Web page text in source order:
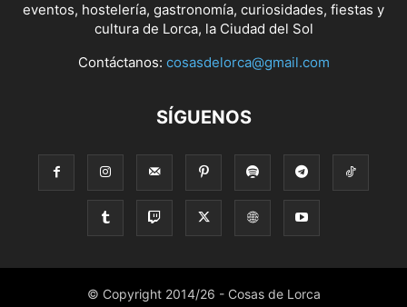
eventos, hostelería, gastronomía, curiosidades, fiestas y
cultura de Lorca, la Ciudad del Sol
Contáctanos: cosasdelorca@gmail.com
SÍGUENOS
© Copyright 2014/26 - Cosas de Lorca